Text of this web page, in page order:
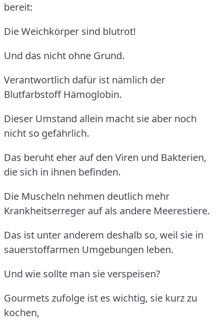
bereit:
Die Weichkörper sind blutrot!
Und das nicht ohne Grund.
Verantwortlich dafür ist nämlich der
Blutfarbstoff Hämoglobin.
Dieser Umstand allein macht sie aber noch
nicht so gefährlich.
Das beruht eher auf den Viren und Bakterien,
die sich in ihnen befinden.
Die Muscheln nehmen deutlich mehr
Krankheitserreger auf als andere Meerestiere.
Das ist unter anderem deshalb so, weil sie in
sauerstoffarmen Umgebungen leben.
Und wie sollte man sie verspeisen?
Gourmets zufolge ist es wichtig, sie kurz zu
kochen,